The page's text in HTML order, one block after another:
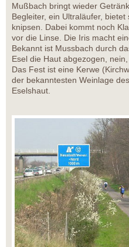
Mußbach bringt wieder
Begleiter, ein Ultraläufer,
knipsen. Dabei kommt noch
vor die Linse. Die Iris macht
Bekannt ist Mussbach durch
Esel die Haut abgezogen,
Das Fest ist eine Kerwe
der bekanntesten Weinlage
Eselshaut.